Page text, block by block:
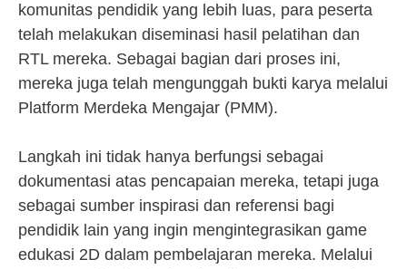
komunitas pendidik yang lebih luas, para peserta
telah melakukan diseminasi hasil pelatihan dan
RTL mereka. Sebagai bagian dari proses ini,
mereka juga telah mengunggah bukti karya melalui
Platform Merdeka Mengajar (PMM).
Langkah ini tidak hanya berfungsi sebagai
dokumentasi atas pencapaian mereka, tetapi juga
sebagai sumber inspirasi dan referensi bagi
pendidik lain yang ingin mengintegrasikan game
edukasi 2D dalam pembelajaran mereka. Melalui